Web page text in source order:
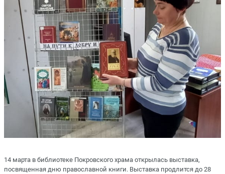
14 марта в библиотеке Покровского храма открылась выставка,
посвященная дню православной книги. Выставка продлится до 28